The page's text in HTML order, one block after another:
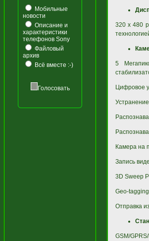
Мобильные
новости
Описание и
характеристики
телефонов Sony
Файловый
архив
Всё вместе :-)
Голосовать
320 x 480
5
Цифровое
Камера на
Запись
3D Sweep
Geo-tagging
Отправка
GSM/